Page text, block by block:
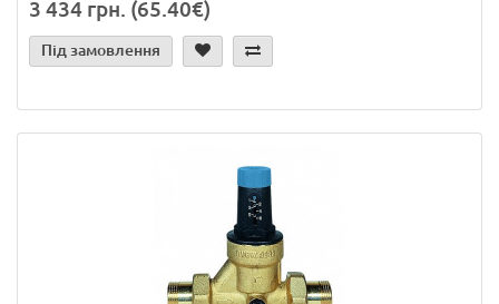
3 434 грн. (65.40€)
Під замовлення